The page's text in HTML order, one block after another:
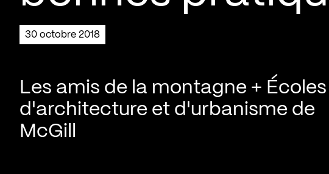
30 octobre 2018
Les amis de la montagne + Écoles
d'architecture et d'urbanisme de
McGill